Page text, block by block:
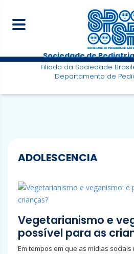
Sociedade de
Filiada da Sociedade
Departamento de
ADOLESCENCIA
Vegetarianismo e
possível para as
Em tempos em que as mídias